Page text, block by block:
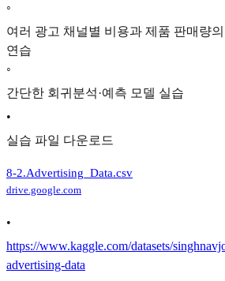
◦
여러 광고 채널별 비용과 제품 판매량
연습
◦
간단한 회귀분석·예측 모델 실습
•
실습 파일 다운로드
8-2.Advertising_Data.csv
drive.google.com
•
https://www.kaggle.com/datasets/
advertising-data